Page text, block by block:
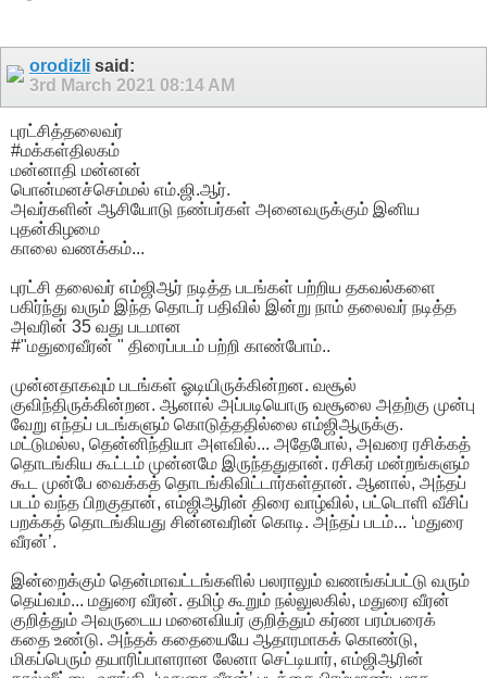
orodizli said:
3rd March 2021 08:14 AM
புரட்சித்தலைவர்
#மக்கள்திலகம்
மன்னாதி மன்னன்
பொன்மனச்செம்மல் எம்.ஜி.ஆர்.
அவர்களின் ஆசியோடு நண்பர்கள் அனைவருக்கும் இனிய
புதன்கிழமை
காலை வணக்கம்...
புரட்சி தலைவர் எம்ஜிஆர் நடித்த படங்கள் பற்றிய தகவல்களை
பகிர்ந்து வரும் இந்த தொடர் பதிவில் இன்று நாம் தலைவர் நடித்த
அவரின் 35 வது படமான
#"மதுரைவீரன் " திரைப்படம் பற்றி காண்போம்..
முன்னதாகவும் படங்கள் ஓடியிருக்கின்றன. வசூல்
குவிந்திருக்கின்றன. ஆனால் அப்படியொரு வசூலை அதற்கு முன்பு
வேறு எந்தப் படங்களும் கொடுத்ததில்லை எம்ஜிஆருக்கு.
மட்டுமல்ல, தென்னிந்தியா அளவில்... அதேபோல், அவரை ரசிக்கத்
தொடங்கிய கூட்டம் முன்னமே இருந்ததுதான். ரசிகர் மன்றங்களும்
கூட முன்பே வைக்கத் தொடங்கிவிட்டார்கள்தான். ஆனால், அந்தப்
படம் வந்த பிறகுதான், எம்ஜிஆரின் திரை வாழ்வில், பட்டொளி வீசிப்
பறக்கத் தொடங்கியது சின்னவரின் கொடி. அந்தப் படம்... ‘மதுரை
வீரன்’.
இன்றைக்கும் தென்மாவட்டங்களில் பலராலும் வணங்கப்பட்டு வரும்
தெய்வம்... மதுரை வீரன். தமிழ் கூறும் நல்லுலகில், மதுரை வீரன்
குறித்தும் அவருடைய மனைவியர் குறித்தும் கர்ண பரம்பரைக்
கதை உண்டு. அந்தக் கதையையே ஆதாரமாகக் கொண்டு,
மிகப்பெரும் தயாரிப்பாளரான லேனா செட்டியார், எம்ஜிஆரின்